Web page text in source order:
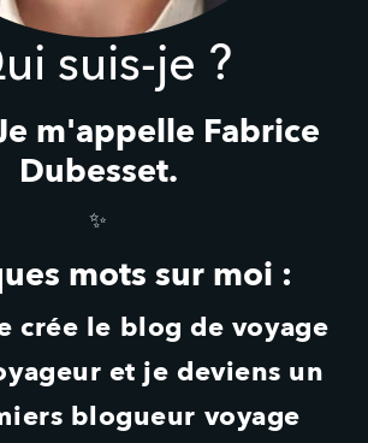
suis-je ?
m'appelle Fabrice
Dubesset.
✨
mots sur moi :
crée le blog de voyage
et je deviens un
blogueur voyage